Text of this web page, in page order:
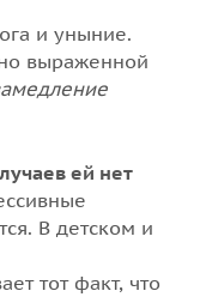
и уныние.
выраженной
ей нет
В детском и
тот факт, что